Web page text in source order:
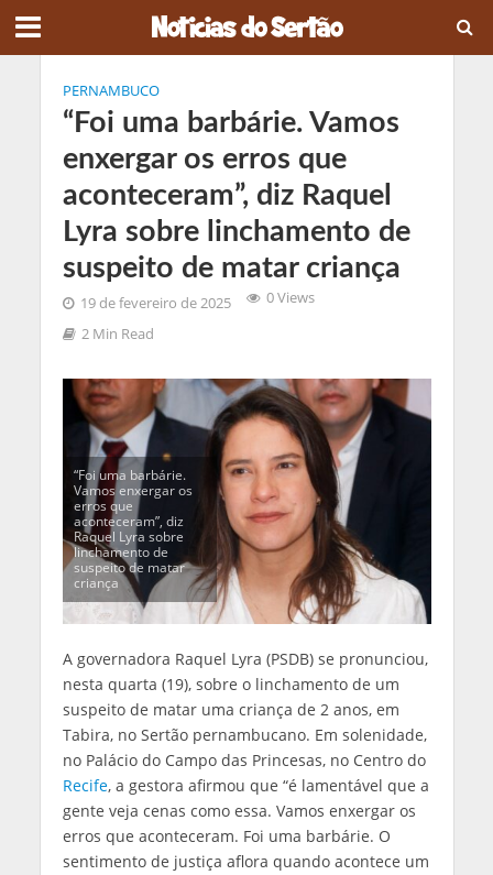
PERNAMBUCO
“Foi uma barbárie. Vamos
enxergar os erros que
aconteceram”, diz Raquel
Lyra sobre linchamento de
suspeito de matar criança
19 de fevereiro de 2025
0 Views
2 Min Read
“Foi uma barbárie.
Vamos enxergar os
erros que
aconteceram”, diz
Raquel Lyra sobre
linchamento de
suspeito de matar
criança
A governadora Raquel Lyra (PSDB) se pronunciou,
nesta quarta (19), sobre o linchamento de um
suspeito de matar uma criança de 2 anos, em
Tabira, no Sertão pernambucano. Em solenidade,
no Palácio do Campo das Princesas, no Centro do
Recife, a gestora afirmou que “é lamentável que a
gente veja cenas como essa. Vamos enxergar os
erros que aconteceram. Foi uma barbárie. O
sentimento de justiça aflora quando acontece um